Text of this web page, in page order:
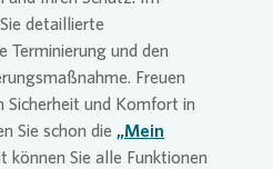
detaillierte
Terminierung und den
Freuen
Sicherheit und Komfort in
Sie schon die „Mein
können Sie alle Funktionen